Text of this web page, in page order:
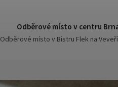
Odběrové místo v centru
Odběrové místo v Bistru Flek na